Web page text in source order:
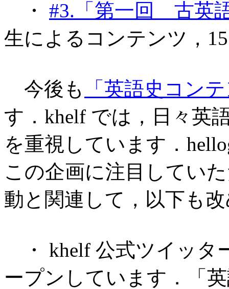
・ #3.「第一回 古英
生によるコンテンツ，
今後も
「英語史コン
す．khelf では，日々英
を重視しています．
この企画に注目してい
動と関連して，以下も
・ khelf 公式ツイッタ
ープンしています．「